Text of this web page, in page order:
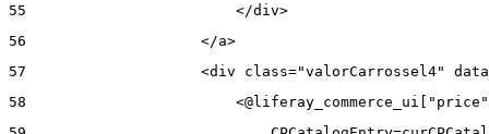
55
                        </div>
56
                    </a>
57
<div class="valorCarrossel4"
58